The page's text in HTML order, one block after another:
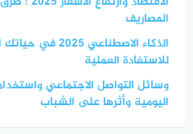
المصاريف
الذكاء
للاستفادة العملية
وسائل التواصل الاجتماعي
اليومية وأثرها على الشباب